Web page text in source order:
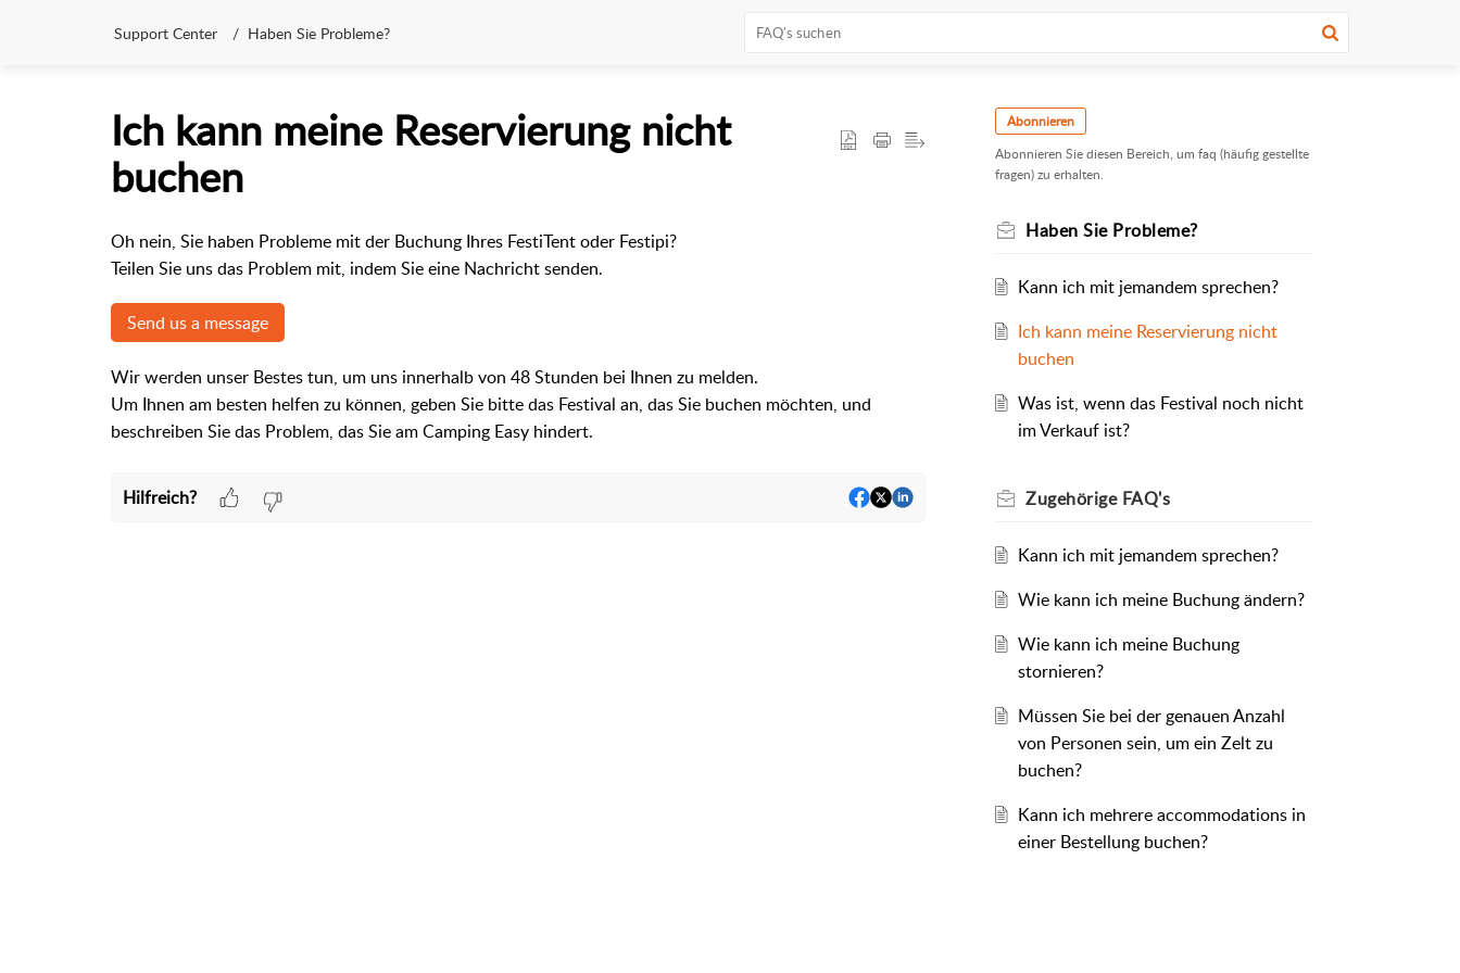
Support Center Haben Sie Probleme?
Ich kann meine Reservierung nicht
buchen
Oh nein, Sie haben Probleme mit der Buchung Ihres FestiTent oder Festipi?
Teilen Sie uns das Problem mit, indem Sie eine Nachricht senden.
Send us a message
Wir werden unser Bestes tun, um uns innerhalb von 48 Stunden bei Ihnen zu melden.
Um Ihnen am besten helfen zu können, geben Sie bitte das Festival an, das Sie buchen möchten, und
beschreiben Sie das Problem, das Sie am Camping Easy hindert.
Hilfreich?
Abonnieren
Abonnieren Sie diesen Bereich, um faq (häufig gestellte
fragen) zu erhalten.
Haben Sie Probleme?
Kann ich mit jemandem sprechen?
Ich kann meine Reservierung nicht
buchen
Was ist, wenn das Festival noch nicht
im Verkauf ist?
Zugehörige FAQ's
Kann ich mit jemandem sprechen?
Wie kann ich meine Buchung ändern?
Wie kann ich meine Buchung
stornieren?
Müssen Sie bei der genauen Anzahl
von Personen sein, um ein Zelt zu
buchen?
Kann ich mehrere accommodations in
einer Bestellung buchen?